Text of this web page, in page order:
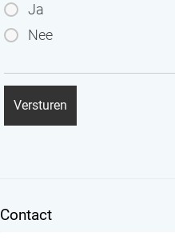
Ja
Nee
Contact